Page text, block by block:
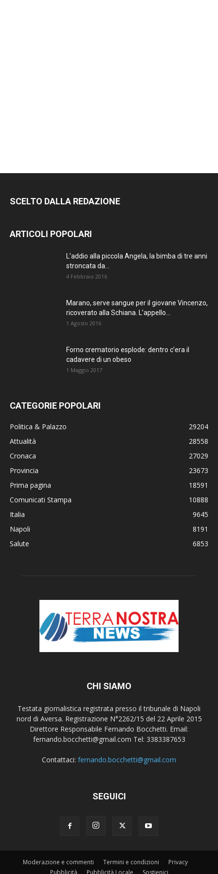
SCELTO DALLA REDAZIONE
ARTICOLI POPOLARI
L’addio alla piccola Angela, la bimba di tre anni
stroncata da...
4 Febbraio 2016
Marano, serve sangue per il giovane Vincenzo,
ricoverato alla Schiana. L’appello...
1 Agosto 2016
Forno crematorio esplode: dentro c’era il
cadavere di un obeso
1 Maggio 2017
CATEGORIE POPOLARI
Politica & Palazzo
29204
Attualità
28558
Cronaca
27029
Provincia
23673
Prima pagina
18591
Comunicati Stampa
10888
Italia
9645
Napoli
8191
Salute
6853
CHI SIAMO
Testata giornalistica registrata presso il tribunale di Napoli
nord di Aversa. Registrazione N°2262/15 del 22 Aprile 2015
Direttore Responsabile Fernando Bocchetti. Email:
fernando.bocchetti@gmail.com Tel: 3383387653
Contattaci: fernando.bocchetti@gmail.com
SEGUICI
Moderazione e commenti Termini e condizioni
Privacy
Pubblicità
Pubblicità Locale Sostienici